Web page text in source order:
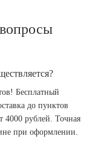
Бесплатный
до пунктов
4000 рублей. Точная
при оформлении.